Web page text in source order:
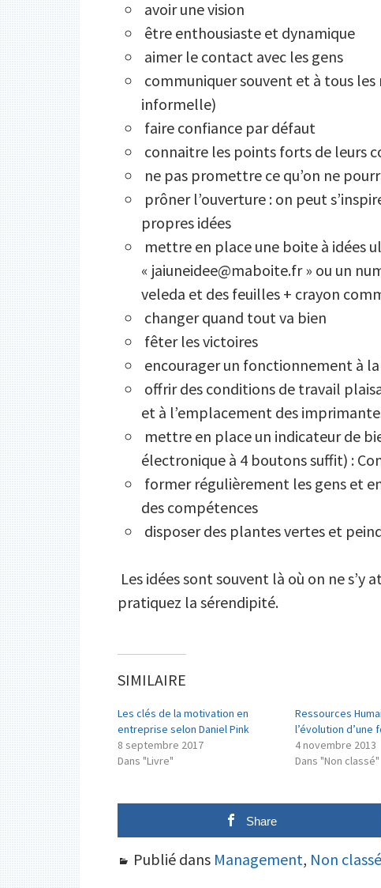
avoir une vision
être enthousiaste et dynamique
aimer le contact avec les gens
communiquer souvent et à tous
informelle)
faire confiance par défaut
connaitre les points forts de leurs
ne pas promettre ce qu’on ne
prôner l’ouverture : on peut
propres idées
mettre en place une boite à idées
« jaiuneidee@maboite.fr » ou un
veleda et des feuilles + crayon
changer quand tout va bien
fêter les victoires
encourager un fonctionnement à
offrir des conditions de travail
et à l’emplacement des
mettre en place un indicateur de
électronique à 4 boutons suffit) :
former régulièrement les gens et
des compétences
disposer des plantes vertes et
Les idées sont souvent là où on ne
pratiquez la sérendipité.
SIMILAIRE
Les clés de la motivation en
entreprise selon Daniel Pink
8 septembre 2017
Dans "Livre"
Ressources
l’évolution
4 novembre 2013
Dans "Non classé"
Share
Publié dans Management, Non classé